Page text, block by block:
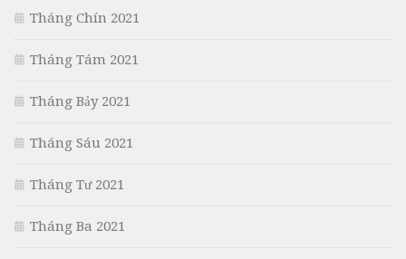
Tháng Chín 2021
Tháng Tám 2021
Tháng Bảy 2021
Tháng Sáu 2021
Tháng Tư 2021
Tháng Ba 2021